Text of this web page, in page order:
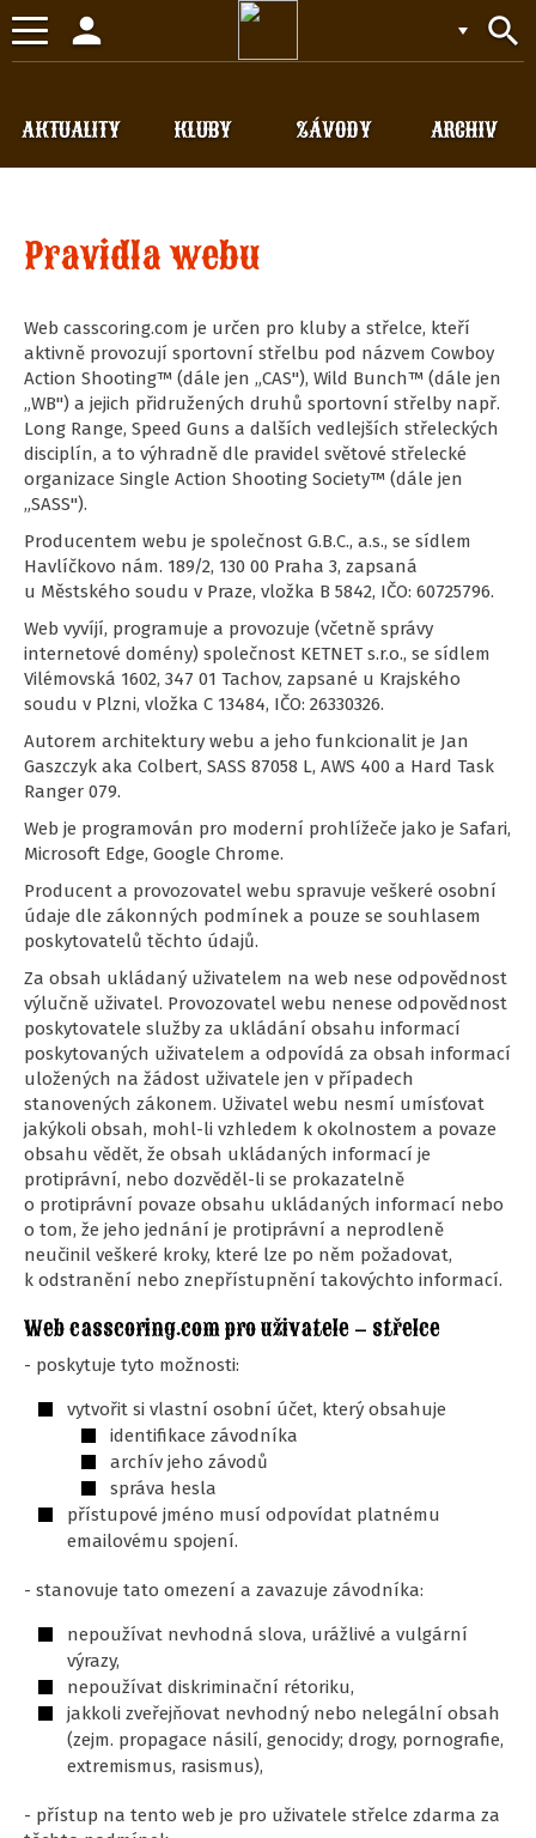
Toggle
navigation
search
person
KLUBY
AKTUALITY ZÁVODY ARCHIV
Pravidla webu
Web casscoring.com je určen pro kluby a střelce, kteří
aktivně provozují sportovní střelbu pod názvem Cowboy
Action Shooting™ (dále jen „CAS"), Wild Bunch™ (dále jen
„WB") a jejich přidružených druhů sportovní střelby např.
Long Range, Speed Guns a dalších vedlejších střeleckých
disciplín, a to výhradně dle pravidel světové střelecké
organizace Single Action Shooting Society™ (dále jen
„SASS").
Producentem webu je společnost G.B.C., a.s., se sídlem
Havlíčkovo nám. 189/2, 130 00 Praha 3, zapsaná
u Městského soudu v Praze, vložka B 5842, IČO: 60725796.
Web vyvíjí, programuje a provozuje (včetně správy
internetové domény) společnost KETNET s.r.o., se sídlem
Vilémovská 1602, 347 01 Tachov, zapsané u Krajského
soudu v Plzni, vložka C 13484, IČO: 26330326.
Autorem architektury webu a jeho funkcionalit je Jan
Gaszczyk aka Colbert, SASS 87058 L, AWS 400 a Hard Task
Ranger 079.
Web je programován pro moderní prohlížeče jako je Safari,
Microsoft Edge, Google Chrome.
Producent a provozovatel webu spravuje veškeré osobní
údaje dle zákonných podmínek a pouze se souhlasem
poskytovatelů těchto údajů.
Za obsah ukládaný uživatelem na web nese odpovědnost
výlučně uživatel. Provozovatel webu nenese odpovědnost
poskytovatele služby za ukládání obsahu informací
poskytovaných uživatelem a odpovídá za obsah informací
uložených na žádost uživatele jen v případech
stanovených zákonem. Uživatel webu nesmí umísťovat
jakýkoli obsah, mohl-li vzhledem k okolnostem a povaze
obsahu vědět, že obsah ukládaných informací je
protiprávní, nebo dozvěděl-li se prokazatelně
o protiprávní povaze obsahu ukládaných informací nebo
o tom, že jeho jednání je protiprávní a neprodleně
neučinil veškeré kroky, které lze po něm požadovat,
k odstranění nebo znepřístupnění takovýchto informací.
Web casscoring.com pro uživatele – střelce
- poskytuje tyto možnosti:
vytvořit si vlastní osobní účet, který obsahuje
identifikace závodníka
archív jeho závodů
správa hesla
přístupové jméno musí odpovídat platnému
emailovému spojení.
- stanovuje tato omezení a zavazuje závodníka:
nepoužívat nevhodná slova, urážlivé a vulgární
výrazy,
nepoužívat diskriminační rétoriku,
jakkoli zveřejňovat nevhodný nebo nelegální obsah
(zejm. propagace násilí, genocidy; drogy, pornografie,
extremismus, rasismus),
- přístup na tento web je pro uživatele střelce zdarma za